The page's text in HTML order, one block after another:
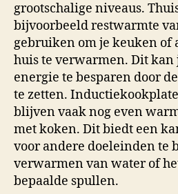
grootschalige niveaus.
bijvoorbeeld restwarmte
gebruiken om je keuken of
huis te verwarmen. Dit kan
energie te besparen door
te zetten.
blijven vaak nog even
met koken. Dit biedt een
voor andere doeleinden te
verwarmen van water of
bepaalde spullen.